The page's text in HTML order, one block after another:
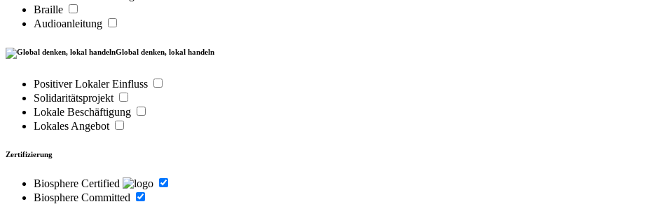
Braille
Audioanleitung
Global denken, lokal handeln
Positiver Lokaler Einfluss
Solidaritätsprojekt
Lokale Beschäftigung
Lokales Angebot
Zertifizierung
Biosphere Certified
Biosphere Committed